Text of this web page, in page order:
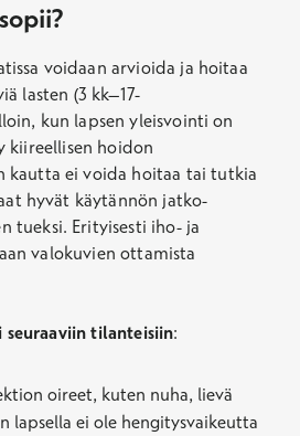
?
voidaan arvioida ja hoitaa
lasten (3 kk–17-
kun lapsen yleisvointi on
kiireellisen hoidon
kautta ei voida hoitaa tai tutkia
hyvät käytännön jatko-
tueksi. Erityisesti iho- ja
valokuvien ottamista
seuraaviin tilanteisiin:
oireet, kuten nuha, lievä
lapsella ei ole hengitysvaikeutta